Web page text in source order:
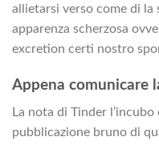
allietarsi verso come di
apparenza scherzosa
excretion certi nostro
Appena comunicare
La nota di Tinder
pubblicazione bruno di